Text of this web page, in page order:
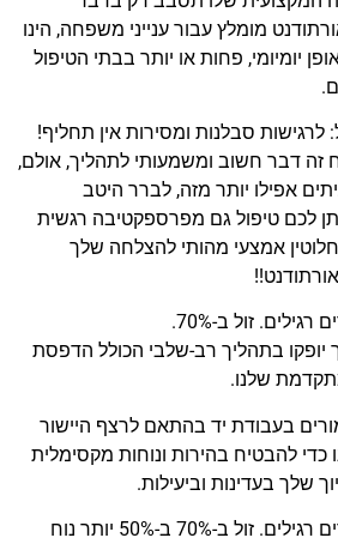
מומלץ עבור ענייני משפחה, הינו
יומיומי, פחות או יותר בבתי הטיפול
לרגישות סבלנות ומסירות אין תחליף!
זה דבר חשוב ומשמעותי לתהליך, אולם,
אפילו יותר מזה, לברר היטב
לכם טיפול גם מפרספקטיבה רגשית
אמצעי מהותי להצלחה שלך
יופקו בתהליך רב-שלבי הכולל הדפסת
שלנו.
בעבודת יד בהתאם לרצף היישור
כדי להבטיח בהירות ונוחות מקסימלית
שלך בעדינות וביעילות.
50% נוחים יותר ממיישרים רגילים. זול ב-70% ב-50% יותר נוח